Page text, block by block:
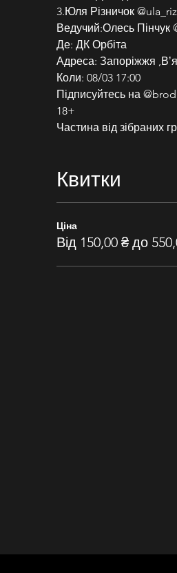
3.Юля Різничок
Ведучий:Олесь Пінчук
Де: ДК Орбіта
Адреса: Запоріжжя
Коли: 08/03 17:00
Підписуйтесь на
18+
Частина від зібраних
Квитки
Ціна
Від 150,00 ₴ до